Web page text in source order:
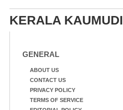
KERALA KAUMUDI
GENERAL
ABOUT US
CONTACT US
PRIVACY POLICY
TERMS OF SERVICE